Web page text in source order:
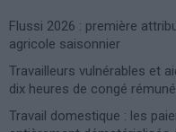
Flussi 2026 : première
agricole saisonnier
Travailleurs vulnérables et
dix heures de congé
Travail domestique : les